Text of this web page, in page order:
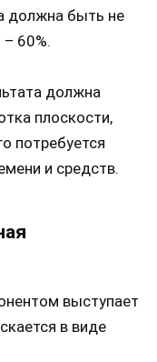
должна быть не
60%.
должна
плоскости,
потребуется
и средств.
выступает
в виде